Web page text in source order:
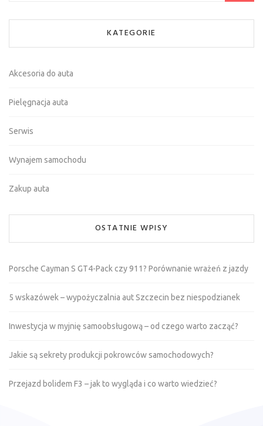
KATEGORIE
Akcesoria do auta
Pielęgnacja auta
Serwis
Wynajem samochodu
Zakup auta
OSTATNIE WPISY
Porsche Cayman S GT4-Pack czy 911? Porównanie wrażeń z jazdy
5 wskazówek – wypożyczalnia aut Szczecin bez niespodzianek
Inwestycja w myjnię samoobsługową – od czego warto zacząć?
Jakie są sekrety produkcji pokrowców samochodowych?
Przejazd bolidem F3 – jak to wygląda i co warto wiedzieć?